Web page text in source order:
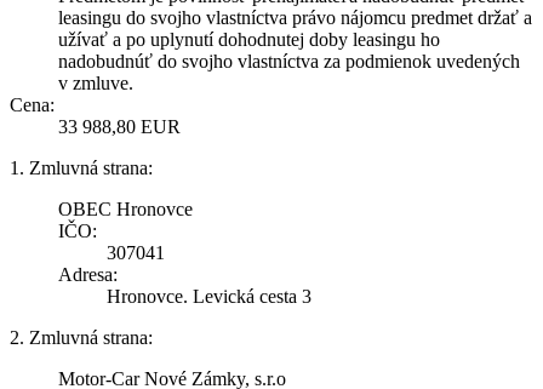
leasingu do svojho vlastníctva právo nájomcu predmet držať a
užívať a po uplynutí dohodnutej doby leasingu ho
nadobudnúť do svojho vlastníctva za podmienok uvedených
v zmluve.
Cena:
33 988,80 EUR
1. Zmluvná strana:
OBEC Hronovce
IČO:
307041
Adresa:
Hronovce. Levická cesta 3
2. Zmluvná strana:
Motor-Car Nové Zámky, s.r.o